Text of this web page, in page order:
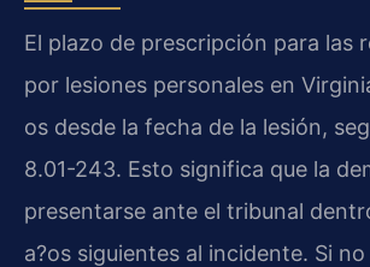
El plazo de prescripción para las
por lesiones personales en
os desde la fecha de la lesión,
8.01-243. Esto significa que la
presentarse ante el tribunal
a?os siguientes al incidente. Si